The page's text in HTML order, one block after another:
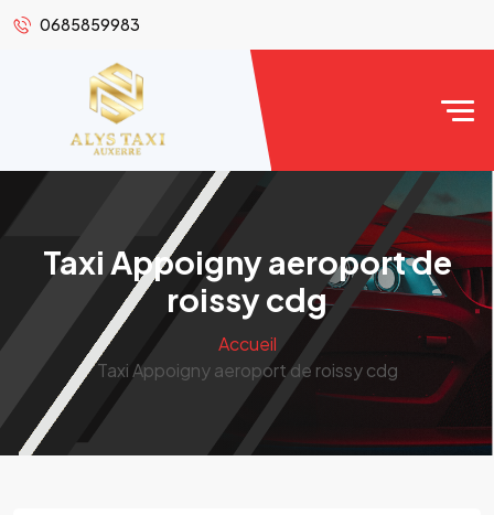
0685859983
Taxi Appoigny aeroport de
roissy cdg
Accueil
Taxi Appoigny aeroport de roissy cdg